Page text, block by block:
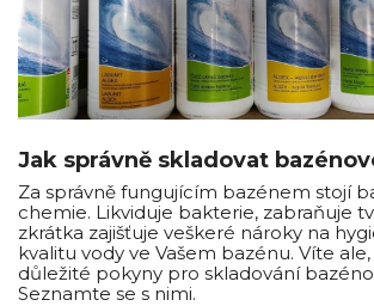
Jak správně skladovat
Za správně fungujícím bazénem stojí
chemie. Likviduje bakterie, zabraňuje
zkrátka zajišťuje veškeré nároky na
kvalitu vody ve Vašem bazénu. Víte
důležité pokyny pro skladování
Seznamte se s nimi.